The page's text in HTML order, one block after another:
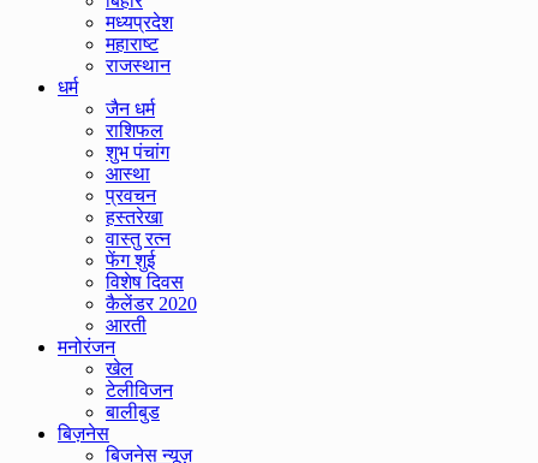
मध्यप्रदेश
महाराष्ट
राजस्थान
धर्म
जैन धर्म
राशिफल
शुभ पंचांग
आस्था
प्रवचन
हस्तरेखा
वास्तु रत्न
फेंग शुई
विशेष दिवस
कैलेंडर 2020
आरती
मनोरंजन
खेल
टेलीविजन
बालीबुड
बिज़नेस
बिजनेस न्यूज़